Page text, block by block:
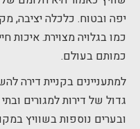
יפה ובטוח. כלכלה יציבה,
כמו בגלויה מצוירת. איכות
כמותם בעולם.
למתעניינים בקניית דירה
גדול של דירות למגורים
ובערים נוספות בשוויץ